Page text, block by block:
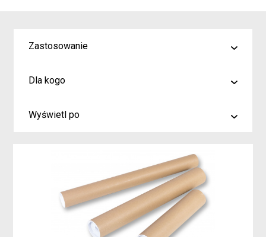
Zastosowanie
malowanie
kreślenie
Dla kogo
Artyści i profesjonaliści
Inspiracje dla rodziców i dzieci
Wyświetl po